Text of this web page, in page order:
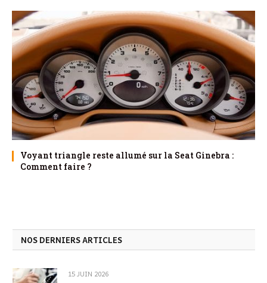
Voyant triangle reste allumé sur la Seat Ginebra :
Comment faire ?
NOS DERNIERS ARTICLES
15 JUIN 2026